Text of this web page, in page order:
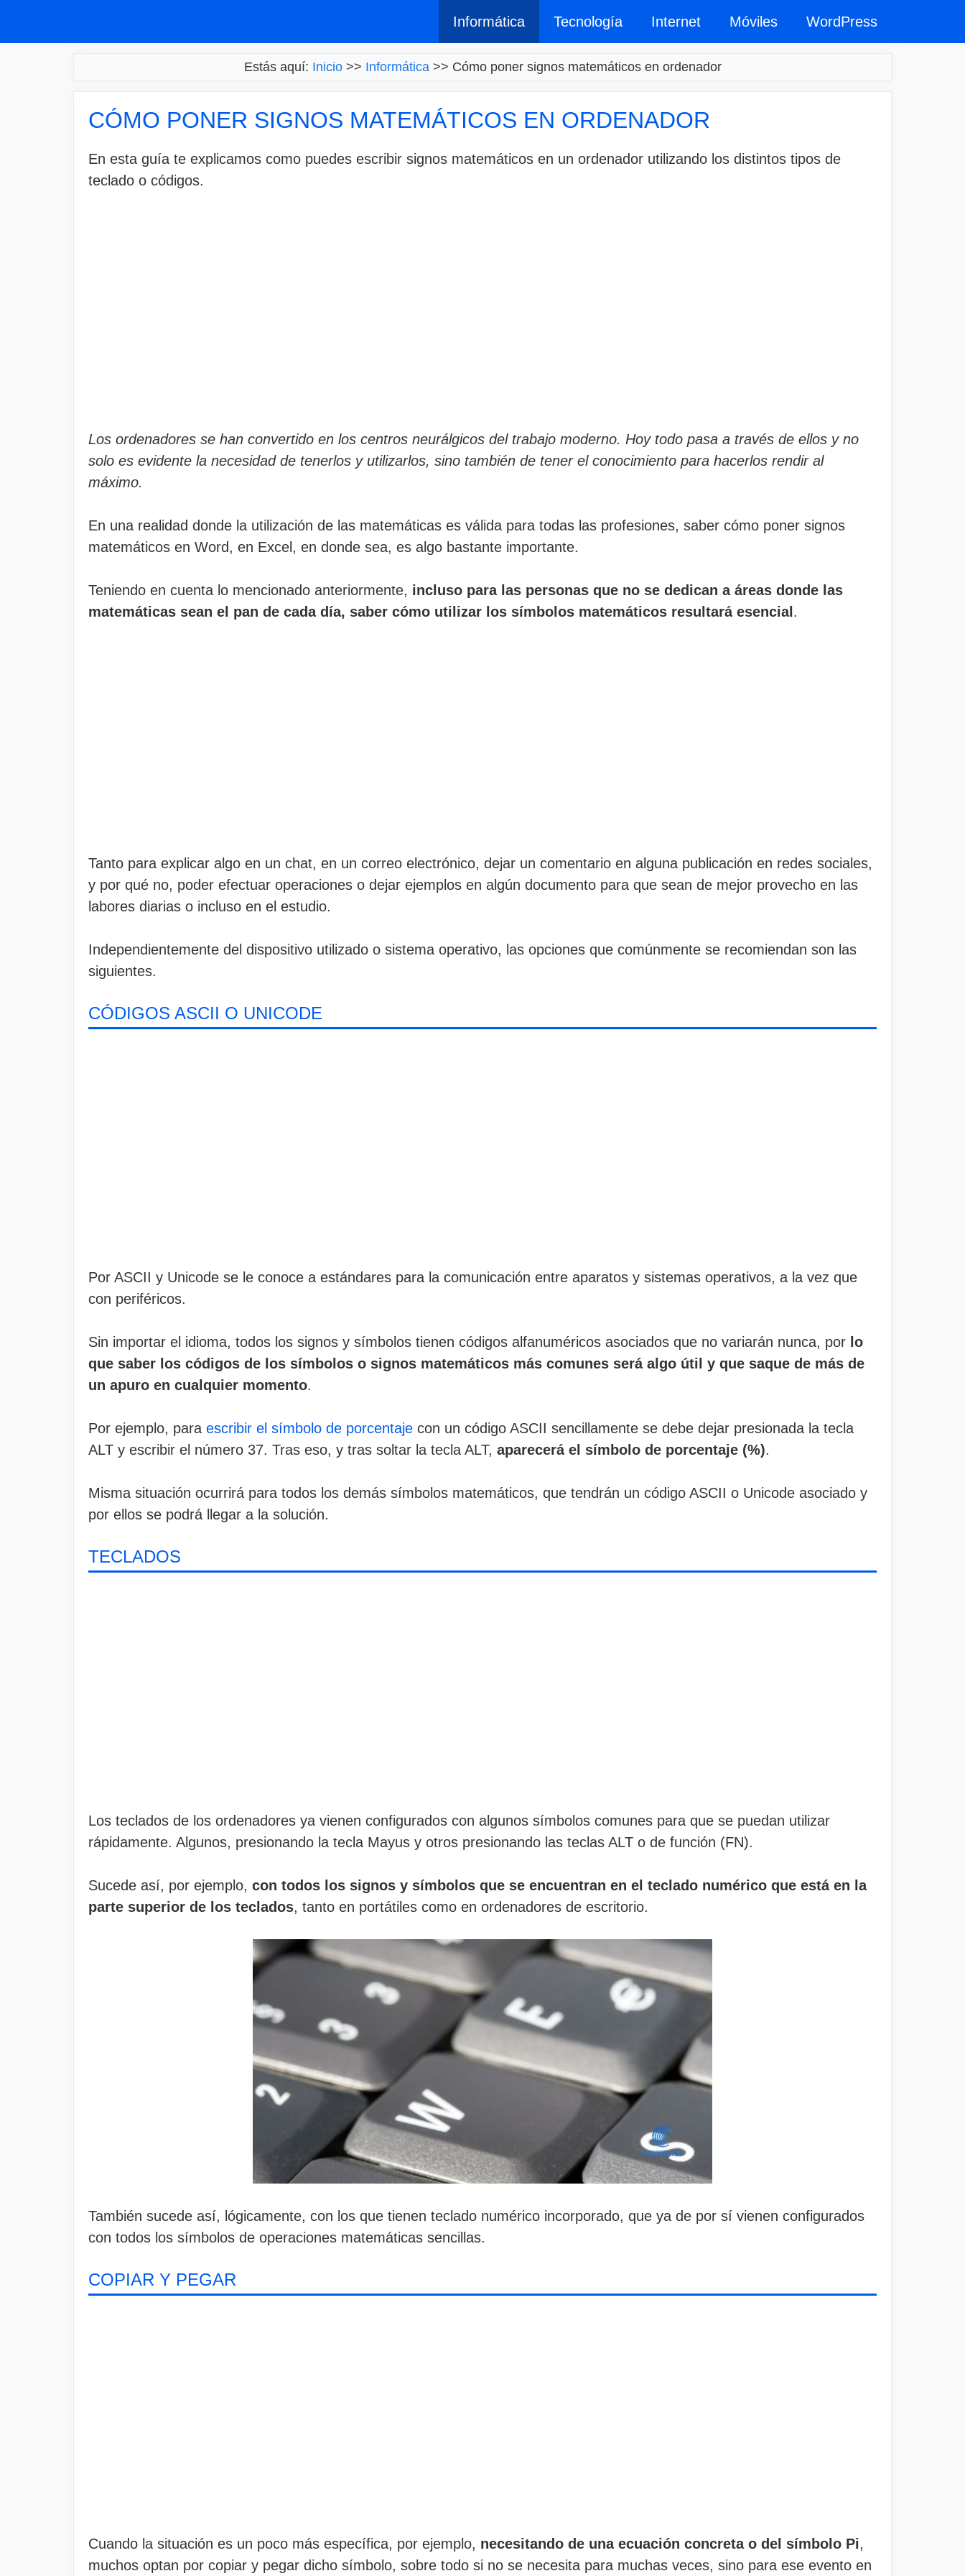
Informática Tecnología Internet Móviles WordPress
Estás aquí: Inicio>> Informática>> Cómo poner signos matemáticos en ordenador
CÓMO PONER SIGNOS MATEMÁTICOS EN ORDENADOR
En esta guía te explicamos como puedes escribir signos matemáticos en un ordenador utilizando los distintos tipos de
teclado o códigos.
Los ordenadores se han convertido en los centros neurálgicos del trabajo moderno. Hoy todo pasa a través de ellos y no
solo es evidente la necesidad de tenerlos y utilizarlos, sino también de tener el conocimiento para hacerlos rendir al
máximo.
En una realidad donde la utilización de las matemáticas es válida para todas las profesiones, saber cómo poner signos
matemáticos en Word, en Excel, en donde sea, es algo bastante importante.
Teniendo en cuenta lo mencionado anteriormente, incluso para las personas que no se dedican a áreas donde las
matemáticas sean el pan de cada día, saber cómo utilizar los símbolos matemáticos resultará esencial .
Tanto para explicar algo en un chat, en un correo electrónico, dejar un comentario en alguna publicación en redes sociales,
y por qué no, poder efectuar operaciones o dejar ejemplos en algún documento para que sean de mejor provecho en las
labores diarias o incluso en el estudio.
Independientemente del dispositivo utilizado o sistema operativo, las opciones que comúnmente se recomiendan son las
siguientes.
CÓDIGOS ASCII O UNICODE
Por ASCII y Unicode se le conoce a estándares para la comunicación entre aparatos y sistemas operativos, a la vez que
con periféricos.
Sin importar el idioma, todos los signos y símbolos tienen códigos alfanuméricos asociados que no variarán nunca, por lo
que saber los códigos de los símbolos o signos matemáticos más comunes será algo útil y que saque de más de
un apuro en cualquier momento.
Por ejemplo, para escribir el símbolo de porcentaje con un código ASCII sencillamente se debe dejar presionada la tecla
ALT y escribir el número 37. Tras eso, y tras soltar la tecla ALT, aparecerá el símbolo de porcentaje (%).
Misma situación ocurrirá para todos los demás símbolos matemáticos, que tendrán un código ASCII o Unicode asociado y
por ellos se podrá llegar a la solución.
TECLADOS
Los teclados de los ordenadores ya vienen configurados con algunos símbolos comunes para que se puedan utilizar
rápidamente. Algunos, presionando la tecla Mayus y otros presionando las teclas ALT o de función (FN).
Sucede así, por ejemplo, con todos los signos y símbolos que se encuentran en el teclado numérico que está en la
parte superior de los teclados, tanto en portátiles como en ordenadores de escritorio.
También sucede así, lógicamente, con los que tienen teclado numérico incorporado, que ya de por sí vienen configurados
con todos los símbolos de operaciones matemáticas sencillas.
COPIAR Y PEGAR
Cuando la situación es un poco más específica, por ejemplo, necesitando de una ecuación concreta o del símbolo Pi,
muchos optan por copiar y pegar dicho símbolo, sobre todo si no se necesita para muchas veces, sino para ese evento en